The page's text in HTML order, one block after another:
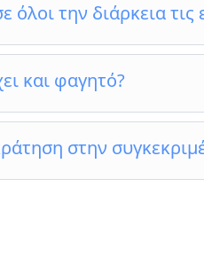
την διάρκεια τις
και φαγητό?
είναι ατομικά έξοδα.
στην